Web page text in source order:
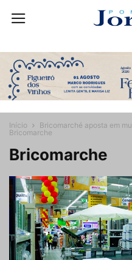
Início
Bricomarché aposta em
Bricomarche
Bricomarche